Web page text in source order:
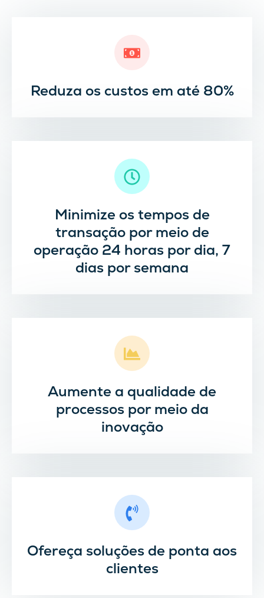
Reduza os custos em até 80%
Minimize os tempos de
transação por meio de
operação 24 horas por dia, 7
dias por semana
Aumente a qualidade de
processos por meio da
inovação
Ofereça soluções de ponta aos
clientes